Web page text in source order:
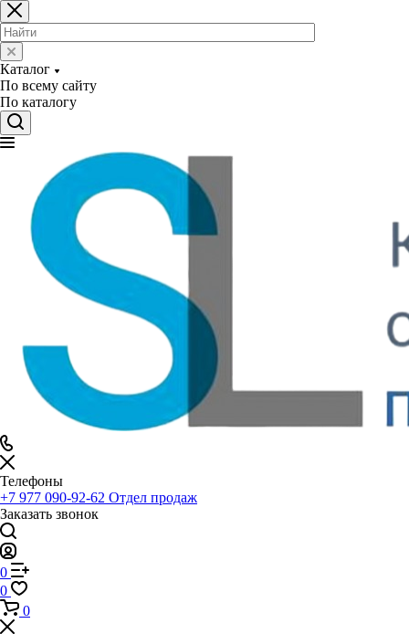
Каталог
По всему сайту
По каталогу
Телефоны
+7 977 090-92-62 Отдел продаж
Заказать звонок
0
0
0